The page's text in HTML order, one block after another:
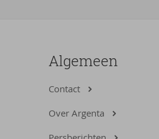
Algemeen
Contact
Over Argenta